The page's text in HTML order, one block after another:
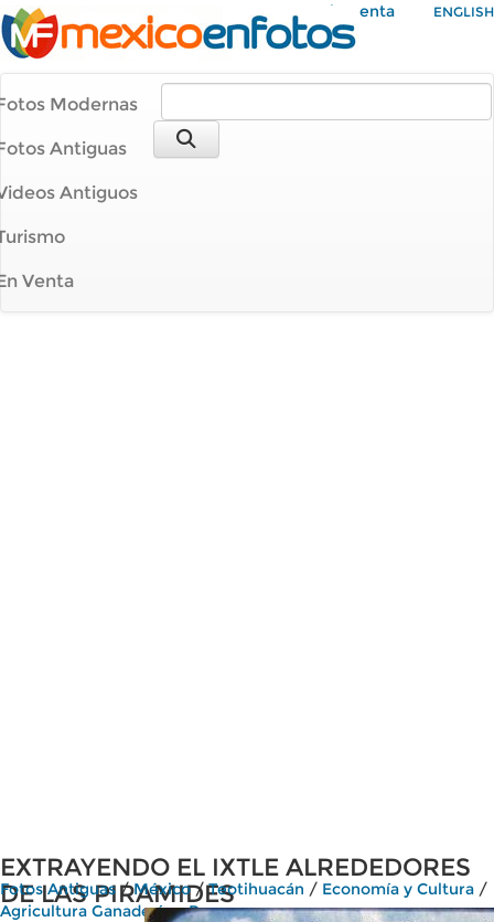
Mi Cuenta ENGLISH
Modernas
Antiguas
Antiguos
Venta
EXTRAYENDO EL IXTLE ALREDEDORES
DE LAS PIRAMIDES
Fotos Antiguas /México/Teotihuacán / Economía y Cultura /
Agricultura Ganadería y Pesca